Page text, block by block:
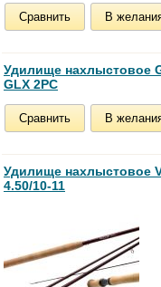
Сравнить В
Удилище нахлыстовое
GLX 2PC
Сравнить В
Удилище нахлыстовое
4.50/10-11